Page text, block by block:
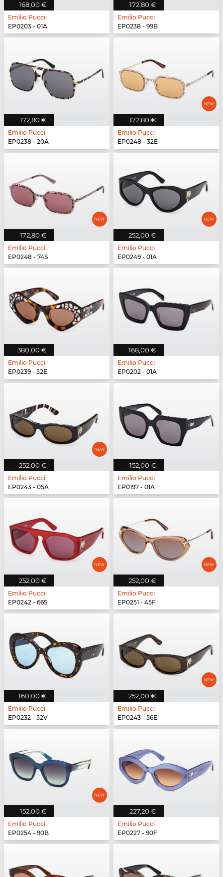
168,00 €
Emilio Pucci
EP0203 - 01A
172,80 €
Emilio Pucci
EP0238 - 99B
172,80 €
Emilio Pucci
EP0238 - 20A
172,80 €
Emilio Pucci
EP0248 - 32E
172,80 €
Emilio Pucci
EP0248 - 74S
252,00 €
Emilio Pucci
EP0249 - 01A
380,00 €
Emilio Pucci
EP0239 - 52E
168,00 €
Emilio Pucci
EP0202 - 01A
252,00 €
Emilio Pucci
EP0243 - 05A
152,00 €
Emilio Pucci
EP0197 - 01A
252,00 €
Emilio Pucci
EP0242 - 66S
252,00 €
Emilio Pucci
EP0251 - 45F
160,00 €
Emilio Pucci
EP0232 - 52V
252,00 €
Emilio Pucci
EP0243 - 56E
152,00 €
Emilio Pucci
EP0254 - 90B
227,20 €
Emilio Pucci
EP0227 - 90F